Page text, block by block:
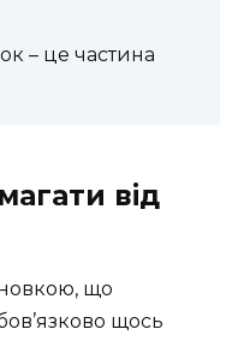
– це частина
від
що
щось